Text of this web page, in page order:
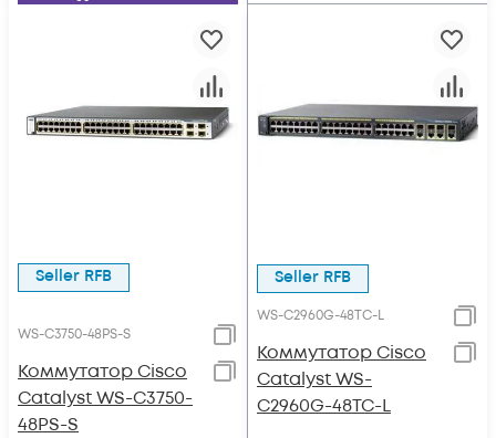
Seller RFB
WS-C3750-48PS-S
Коммутатор Cisco
Catalyst WS-C3750-
48PS-S
Seller RFB
WS-C2960G-48TC-L
Коммутатор Cisco
Catalyst WS-
C2960G-48TC-L